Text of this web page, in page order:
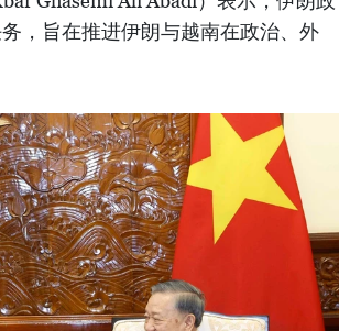
，旨在推进伊朗与越南在政治、外